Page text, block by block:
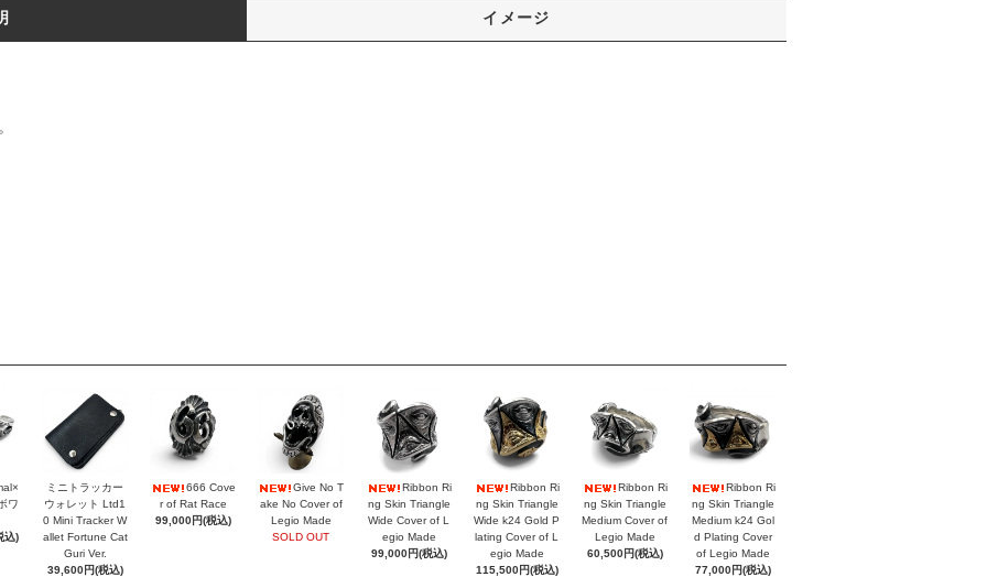
イメージ
ワ
込)
ミニトラッカー
ウォレット Ltd1
0 Mini Tracker W
allet Fortune Cat
Guri Ver.
39,600円(税込)
666 Cove
r of Rat Race
99,000円(税込)
Give No T
ake No Cover of
Legio Made
SOLD OUT
Ribbon Ri
ng Skin Triangle
Wide Cover of L
egio Made
99,000円(税込)
Ribbon Ri
ng Skin Triangle
Wide k24 Gold P
lating Cover of L
egio Made
115,500円(税込)
Ribbon Ri
ng Skin Triangle
Medium Cover of
Legio Made
60,500円(税込)
Ribbon Ri
ng Skin Triangle
Medium k24 Gol
d Plating Cover
of Legio Made
77,000円(税込)